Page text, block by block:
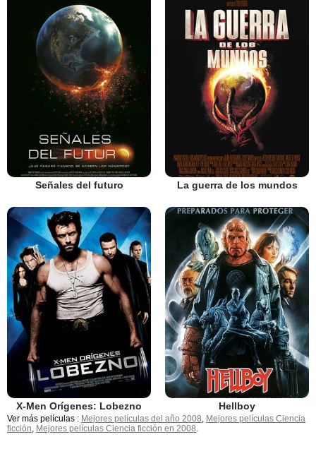
Señales del futuro La guerra de los mundos
X-Men Orígenes: Lobezno Hellboy
Ver más películas : Mejores películas del año 2008, Mejores películas Ciencia
ficción, Mejores películas Ciencia ficción en 2008.